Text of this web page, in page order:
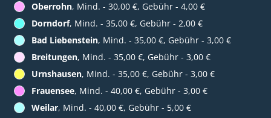
Oberrohn, Mind. - 30,00 €, Gebühr - 4,00 €
Dorndorf, Mind. - 35,00 €, Gebühr - 2,00 €
Bad Liebenstein, Mind. - 35,00 €, Gebühr - 3,00 €
Breitungen, Mind. - 35,00 €, Gebühr - 3,00 €
Urnshausen, Mind. - 35,00 €, Gebühr - 3,00 €
Frauensee, Mind. - 40,00 €, Gebühr - 3,00 €
Weilar, Mind. - 40,00 €, Gebühr - 5,00 €